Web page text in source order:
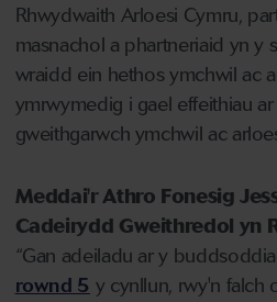
Rhwydwaith Arloesi Cymru,
masnachol a phartneriaid yn y
wraidd ein hethos ymchwil ac
ymrwymedig i gael effeithiau
gweithgarwch ymchwil ac
Meddai'r Athro Fonesig
Cadeirydd Gweithredol yn
“Gan adeiladu ar y
rownd 5 y cynllun, rwy'n falch